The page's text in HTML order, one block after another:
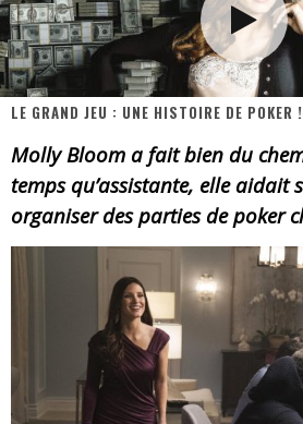
Star Fox
LE GRAND JEU : UNE HISTOIRE DE POKER !
Molly Bloom a fait bien du
temps qu’assistante, elle aidait
organiser des parties de poker